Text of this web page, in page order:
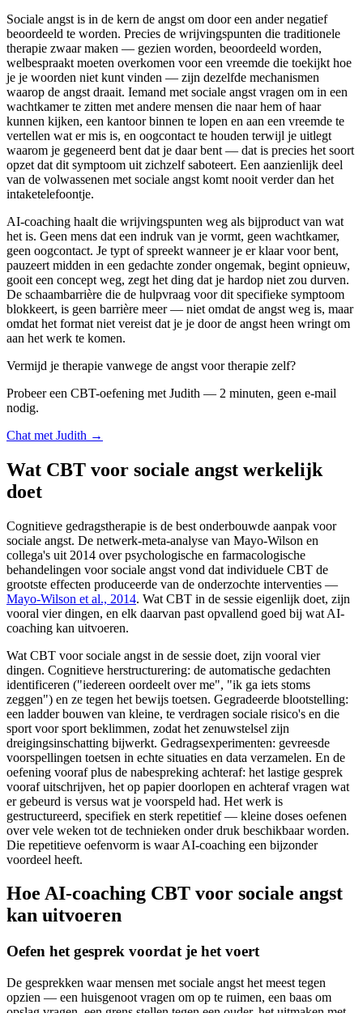
Sociale angst is in de kern de angst om door een ander negatief
beoordeeld te worden. Precies de wrijvingspunten die traditionele
therapie zwaar maken — gezien worden, beoordeeld worden,
welbespraakt moeten overkomen voor een vreemde die toekijkt hoe
je je woorden niet kunt vinden — zijn dezelfde mechanismen
waarop de angst draait. Iemand met sociale angst vragen om in een
wachtkamer te zitten met andere mensen die naar hem of haar
kunnen kijken, een kantoor binnen te lopen en aan een vreemde te
vertellen wat er mis is, en oogcontact te houden terwijl je uitlegt
waarom je gegeneerd bent dat je daar bent — dat is precies het soort
opzet dat dit symptoom uit zichzelf saboteert. Een aanzienlijk deel
van de volwassenen met sociale angst komt nooit verder dan het
intaketelefoontje.
AI-coaching haalt die wrijvingspunten weg als bijproduct van wat
het is. Geen mens dat een indruk van je vormt, geen wachtkamer,
geen oogcontact. Je typt of spreekt wanneer je er klaar voor bent,
pauzeert midden in een gedachte zonder ongemak, begint opnieuw,
gooit een concept weg, zegt het ding dat je hardop niet zou durven.
De schaambarrière die de hulpvraag voor dit specifieke symptoom
blokkeert, is geen barrière meer — niet omdat de angst weg is, maar
omdat het format niet vereist dat je je door de angst heen wringt om
aan het werk te komen.
Vermijd je therapie vanwege de angst voor therapie zelf?
Probeer een CBT-oefening met Judith — 2 minuten, geen e-mail
nodig.
Chat met Judith →
Wat CBT voor sociale angst werkelijk
doet
Cognitieve gedragstherapie is de best onderbouwde aanpak voor
sociale angst. De netwerk-meta-analyse van Mayo-Wilson en
collega's uit 2014 over psychologische en farmacologische
behandelingen voor sociale angst vond dat individuele CBT de
grootste effecten produceerde van de onderzochte interventies —
Mayo-Wilson et al., 2014. Wat CBT in de sessie eigenlijk doet, zijn
vooral vier dingen, en elk daarvan past opvallend goed bij wat AI-
coaching kan uitvoeren.
Wat CBT voor sociale angst in de sessie doet, zijn vooral vier
dingen. Cognitieve herstructurering: de automatische gedachten
identificeren ("iedereen oordeelt over me", "ik ga iets stoms
zeggen") en ze tegen het bewijs toetsen. Gegradeerde blootstelling:
een ladder bouwen van kleine, te verdragen sociale risico's en die
sport voor sport beklimmen, zodat het zenuwstelsel zijn
dreigingsinschatting bijwerkt. Gedragsexperimenten: gevreesde
voorspellingen toetsen in echte situaties en data verzamelen. En de
oefening vooraf plus de nabespreking achteraf: het lastige gesprek
vooraf uitschrijven, het op papier doorlopen en achteraf vragen wat
er gebeurd is versus wat je voorspeld had. Het werk is
gestructureerd, specifiek en sterk repetitief — kleine doses oefenen
over vele weken tot de technieken onder druk beschikbaar worden.
Die repetitieve oefenvorm is waar AI-coaching een bijzonder
voordeel heeft.
Hoe AI-coaching CBT voor sociale angst
kan uitvoeren
Oefen het gesprek voordat je het voert
De gesprekken waar mensen met sociale angst het meest tegen
opzien — een huisgenoot vragen om op te ruimen, een baas om